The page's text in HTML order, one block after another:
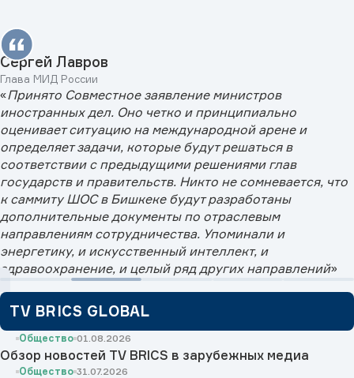
Сергей Лавров
Глава МИД России
«Принято Совместное заявление министров
иностранных дел. Оно четко и принципиально
оценивает ситуацию на международной арене и
определяет задачи, которые будут решаться в
соответствии с предыдущими решениями глав
государств и правительств. Никто не сомневается, что
к саммиту ШОС в Бишкеке будут разработаны
дополнительные документы по отраслевым
направлениям сотрудничества. Упоминали и
энергетику, и искусственный интеллект, и
здравоохранение, и целый ряд других направлений»
TV BRICS GLOBAL
Общество 01.08.2026
Обзор новостей TV BRICS в зарубежных медиа
Общество 31.07.2026